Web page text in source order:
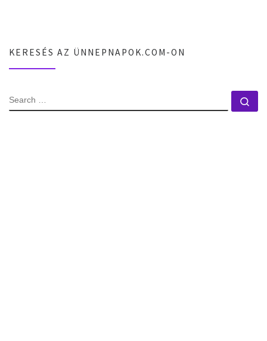
KERESÉS AZ ÜNNEPNAPOK.COM-ON
SEARCH